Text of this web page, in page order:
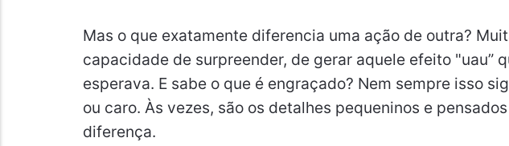
Mas o que exatamente diferencia uma ação de outra?
capacidade de surpreender, de gerar aquele efeito "uau”
esperava. E sabe o que é engraçado? Nem sempre isso
ou caro. Às vezes, são os detalhes pequeninos e
diferença.